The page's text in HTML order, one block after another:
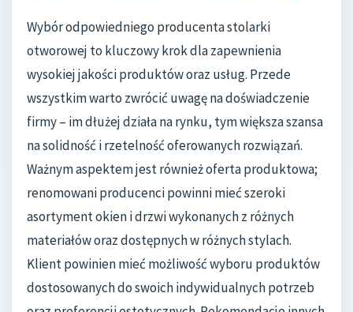
Wybór odpowiedniego producenta stolarki
otworowej to kluczowy krok dla zapewnienia
wysokiej jakości produktów oraz usług. Przede
wszystkim warto zwrócić uwagę na doświadczenie
firmy – im dłużej działa na rynku, tym większa szansa
na solidność i rzetelność oferowanych rozwiązań.
Ważnym aspektem jest również oferta produktowa;
renomowani producenci powinni mieć szeroki
asortyment okien i drzwi wykonanych z różnych
materiałów oraz dostępnych w różnych stylach.
Klient powinien mieć możliwość wyboru produktów
dostosowanych do swoich indywidualnych potrzeb